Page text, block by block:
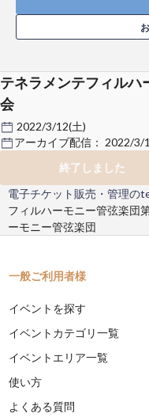
テネラメンテフィルハ
会
2022/3/12(土)
アーカイブ配信： 2022/3/
終了しました
電子チケット販売・管理の
フィルハーモニー管弦楽団
ーモニー管弦楽団
一般ご利用者様
イベントを探す
イベントカテゴリ一覧
イベントエリア一覧
使い方
よくある質問